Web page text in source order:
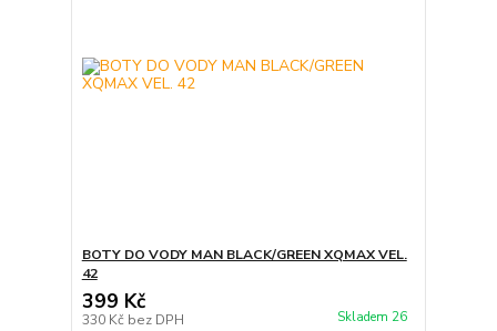
BOTY DO VODY MAN BLACK/GREEN XQMAX VEL.
42
399 Kč
330 Kč bez DPH Skladem 26